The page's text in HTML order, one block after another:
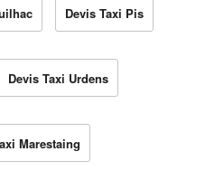
Devis Taxi Pis
Devis Taxi Urdens
Marestaing